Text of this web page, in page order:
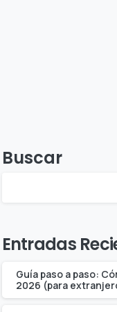
Buscar
Entradas
Guía paso a paso:
2026 (para